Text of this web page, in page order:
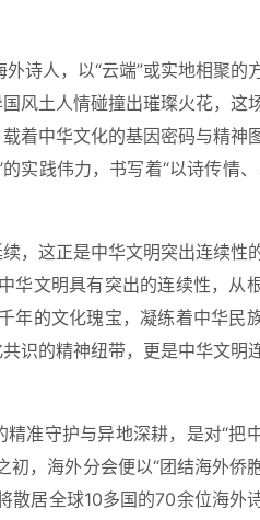
诗人，以“云端”或实地相聚的
风土人情碰撞出璀璨火花，这
着中华文化的基因密码与精神
实践伟力，书写着“以诗传情
，这正是中华文明突出连续性
华文明具有突出的连续性，从
的文化瑰宝，凝练着中华民
识的精神纽带，更是中华文明
准守护与异地深耕，是对“把
初，海外分会便以“团结海外侨
散居全球10多国的70余位海外